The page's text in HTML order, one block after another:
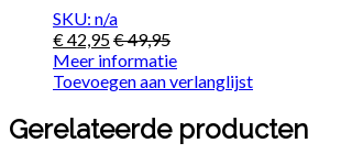
SKU: n/a
€42,95€49,95
Meer informatie
Toevoegen aan verlanglijst
Gerelateerde producten